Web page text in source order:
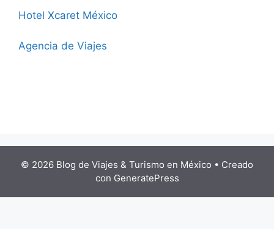
Hotel Xcaret México
Agencia de Viajes
© 2026 Blog de Viajes & Turismo en México • Creado
con GeneratePress